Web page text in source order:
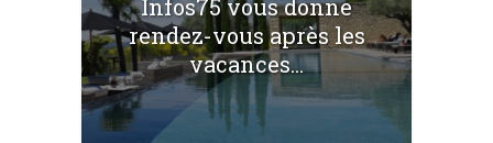
Infos75 vous donne
rendez-vous après les
vacances...